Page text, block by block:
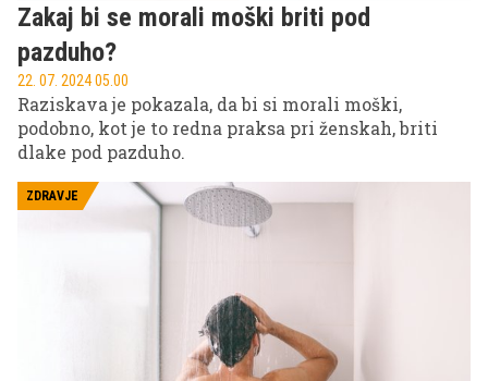
Zakaj bi se morali moški briti pod
pazduho?
22. 07. 2024 05.00
Raziskava je pokazala, da bi si morali moški,
podobno, kot je to redna praksa pri ženskah, briti
dlake pod pazduho.
ZDRAVJE